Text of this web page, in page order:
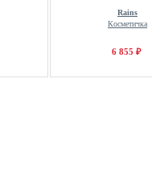
Rains
Косметичка
6 855 ₽